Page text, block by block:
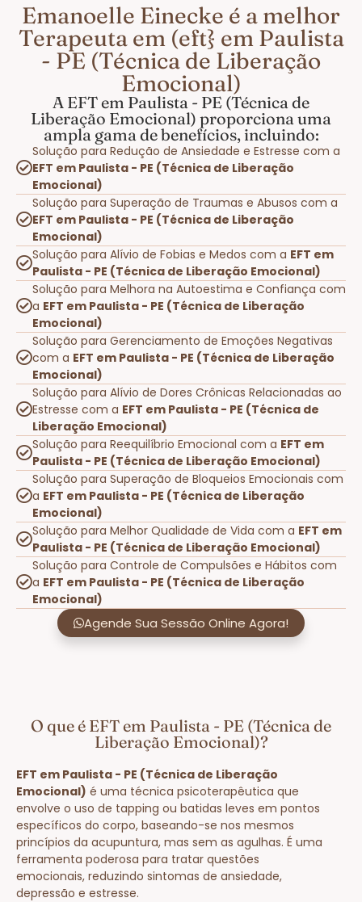
Emanoelle Einecke é a melhor
Terapeuta em (eft} em Paulista
- PE (Técnica de Liberação
Emocional)
A EFT em Paulista - PE (Técnica de
Liberação Emocional) proporciona uma
ampla gama de benefícios, incluindo:
Solução para Redução de Ansiedade e Estresse com a
EFT em Paulista - PE (Técnica de Liberação
Emocional)
Solução para Superação de Traumas e Abusos com a
EFT em Paulista - PE (Técnica de Liberação
Emocional)
Solução para Alívio de Fobias e Medos com a EFT em
Paulista - PE (Técnica de Liberação Emocional)
Solução para Melhora na Autoestima e Confiança com
a EFT em Paulista - PE (Técnica de Liberação
Emocional)
Solução para Gerenciamento de Emoções Negativas
com a EFT em Paulista - PE (Técnica de Liberação
Emocional)
Solução para Alívio de Dores Crônicas Relacionadas ao
Estresse com a EFT em Paulista - PE (Técnica de
Liberação Emocional)
Solução para Reequilíbrio Emocional com a EFT em
Paulista - PE (Técnica de Liberação Emocional)
Solução para Superação de Bloqueios Emocionais com
a EFT em Paulista - PE (Técnica de Liberação
Emocional)
Solução para Melhor Qualidade de Vida com a EFT em
Paulista - PE (Técnica de Liberação Emocional)
Solução para Controle de Compulsões e Hábitos com
a EFT em Paulista - PE (Técnica de Liberação
Emocional)
Agende Sua Sessão Online Agora!
O que é EFT em Paulista - PE (Técnica de
Liberação Emocional)?
EFT em Paulista - PE (Técnica de Liberação
Emocional) é uma técnica psicoterapêutica que
envolve o uso de tapping ou batidas leves em pontos
específicos do corpo, baseando-se nos mesmos
princípios da acupuntura, mas sem as agulhas. É uma
ferramenta poderosa para tratar questões
emocionais, reduzindo sintomas de ansiedade,
depressão e estresse.